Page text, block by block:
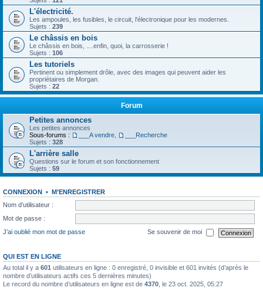
L'électricité.
Les ampoules, les fusibles, le circuit, l'électronique pour les modernes.
Sujets : 239
Le châssis en bois
Le châssis en bois, ....enfin, quoi, la carrosserie !
Sujets : 106
Les tutoriels
Pertinent ou simplement drôle, avec des images qui peuvent aider les
propriétaires de Morgan.
Sujets : 22
Forum
Petites annonces
Les petites annonces
Sous-forums :
___A vendre
___Recherche
Sujets : 328
L'arrière salle
Questions sur le forum et son fonctionnement
Sujets : 59
CONNEXION • M’ENREGISTRER
Nom d’utilisateur :
Mot de passe :
J’ai oublié mon mot de passe
Se souvenir de moi
QUI EST EN LIGNE
Au total il y a 601 utilisateurs en ligne : 0 enregistré, 0 invisible et 601 invités (d’après le
nombre d’utilisateurs actifs ces 5 dernières minutes)
Le record du nombre d’utilisateurs en ligne est de 4370 , le 23 oct. 2025, 05:27